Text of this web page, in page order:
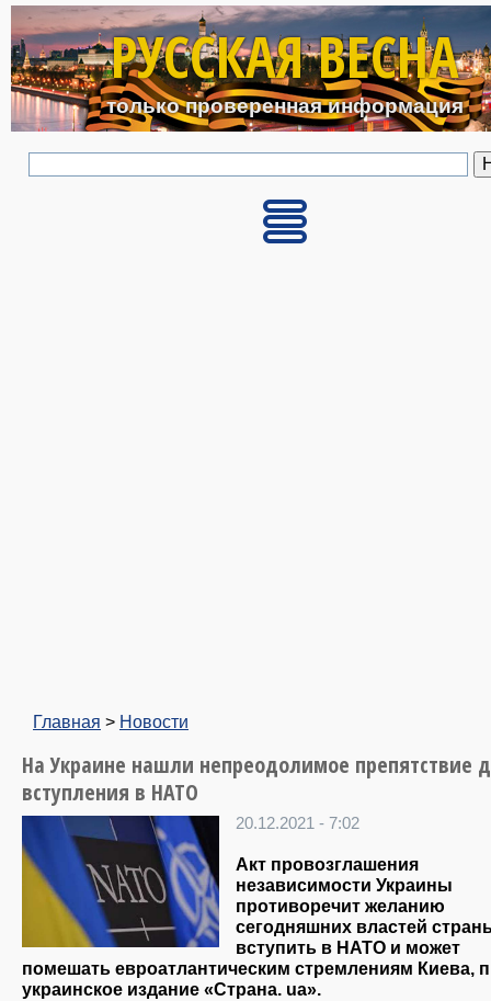
Перейти к основному
РУССКАЯ ВЕСНА
только проверенная информация
Главная > Новости
На Украине нашли непреодолимое препятствие
вступления в НАТО
20.12.2021 - 7:02
Акт провозглашения
независимости Украины
противоречит желанию
сегодняшних властей
вступить в НАТО и может
помешать евроатлантическим стремлениям Киева,
украинское издание «Страна. ua».